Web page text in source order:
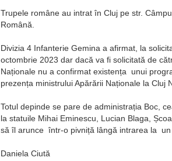
Trupele române au intrat în Cluj pe str.
Română.
Divizia 4 Infanterie Gemina a afirmat, la
octombrie 2023 dar dacă va fi solicitată de
Naționale nu a confirmat existența unui
prezența ministrului Apărării Naționale la Cluj
Totul depinde se pare de administrația Boc,
la statuile Mihai Eminescu, Lucian Blaga,
să îl arunce într-o pivniță lângă intrarea la un
Daniela Ciută